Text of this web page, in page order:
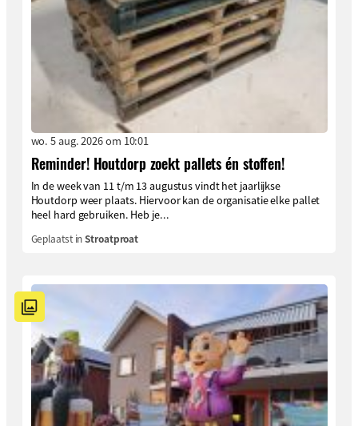
wo. 5 aug. 2026 om 10:01
Reminder! Houtdorp zoekt pallets én stoffen!
In de week van 11 t/m 13 augustus vindt het jaarlijkse
Houtdorp weer plaats. Hiervoor kan de organisatie elke pallet
heel hard gebruiken. Heb je...
Geplaatst inStroatproat